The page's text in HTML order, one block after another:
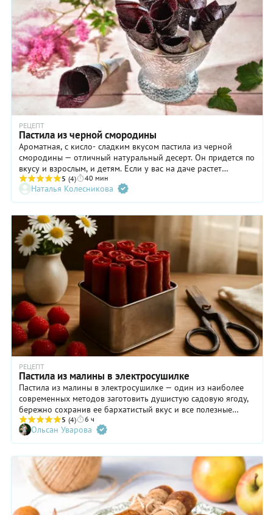
пастила из сливы получается красивой, очень вкусной и
долго хранится, так что будем разбираться на ее примере.
РЕЦЕПТ
Пастила из черной смородины
Ароматная, с кисло- сладким вкусом пастила из черной
смородины — отличный натуральный десерт. Он придется по
вкусу и взрослым, и детям. Если у вас на даче растет
смородина, малина или клубника, приготовление пастилы из
этих ягод поможет переработать урожай. Приготовить ее в
домашних условиях не сложнее, чем варить варенье. А
электросушилка. Но нужно знать некоторые тонкости.
Пастилу можно делать как из вареного ягодного пюре с
сахаром, так и из сырого. Совсем не обязательно протирать
пюре через сито и удалять семена, с ними получается даже
вкуснее. Чтобы готовая пастила не рвалась и была упругой и
однородной, следует добавлять к ягодам печеный кабачок
или печеные яблоки. Пропорции ягод и добавок примерно
2:1. Не забудьте влить немного воды, чтобы пюре было легче
распределить тонким слоем по противню.
5 (4) 40 мин
Наталья Колесникова
РЕЦЕПТ
Пастила из малины в электросушилке
Пастила из малины в электросушилке — один из наиболее
современных методов заготовить душистую садовую ягоду,
бережно сохранив ее бархатистый вкус и все полезные
свойства. Если вам нравятся подобные заготовки из ягод,
фруктов, грибов, рассмотрите покупку универсального
кухонного помощника — некоторые модели сушилок и
дегидраторов умеют вялить даже мясо и рыбу. Но вернемся
к малиновой пастиле: сладкие ягодные свертки удобны и
полезны в качестве перекуса или десерта. Только храните их
правильно: в контейнере, выстланном кулинарным
пергаментом, или в стеклянной банке — до месяца, если не
съедите быстрее.
5 (4) 6 ч
Ольсан Уварова